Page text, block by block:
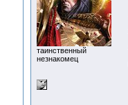
таинственный
незнакомец